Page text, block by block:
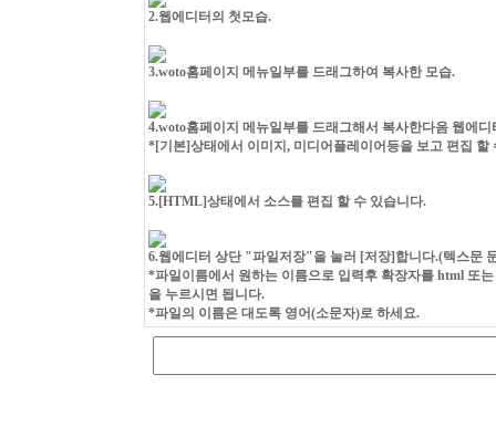
2.웹에디터의 첫모습.
3.woto홈페이지 메뉴일부를 드래그하여 복사한 모습.
4.woto홈페이지 메뉴일부를 드래그해서 복사한다음 웹에
*[기본]상태에서 이미지, 미디어플레이어등을 보고 편집 할
5.[HTML]상태에서 소스를 편집 할 수 있습니다.
6.웹에디터 상단 "파일저장"을 눌러 [저장]합니다.(텍스문
*파일이름에서 원하는 이름으로 입력후 확장자를 html 또
을 누르시면 됩니다.
*파일의 이름은 대도록 영어(소문자)로 하세요.